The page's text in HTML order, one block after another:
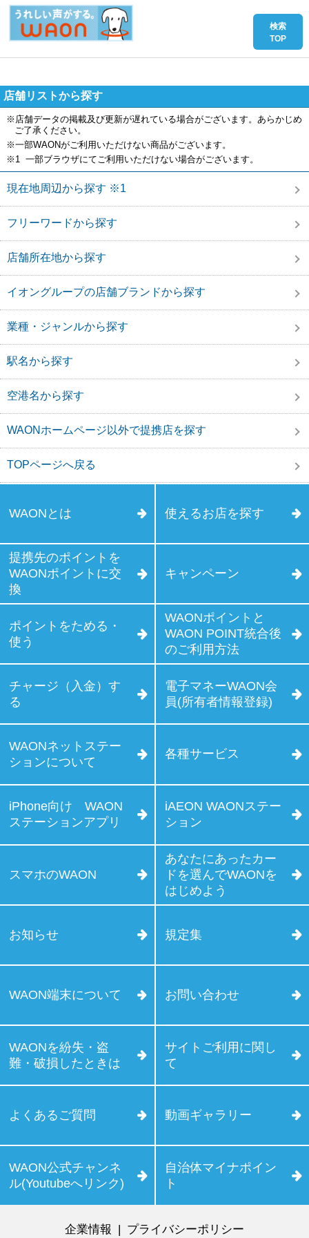
店舗リストから探す
※店舗データの掲載及び更新が遅れている場合がございます。あらかじめ
ご了承ください。
※一部WAONがご利用いただけない商品がございます。
※1 一部ブラウザにてご利用いただけない場合がございます。
現在地周辺から探す ※1
フリーワードから探す
店舗所在地から探す
イオングループの店舗ブランドから探す
業種・ジャンルから探す
駅名から探す
空港名から探す
WAONホームページ以外で提携店を探す
TOPページへ戻る